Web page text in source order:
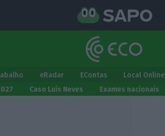
eRadar EContas Local Online
Caso Luís Neves Exames nacionais